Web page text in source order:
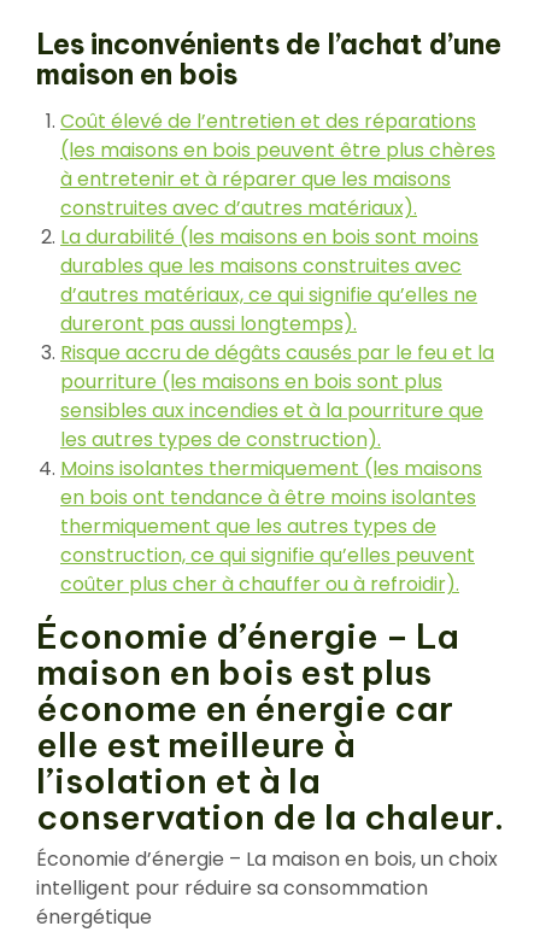
Les inconvénients de l’achat d’une
maison en bois
Coût élevé de l’entretien et des réparations
(les maisons en bois peuvent être plus chères
à entretenir et à réparer que les maisons
construites avec d’autres matériaux).
La durabilité (les maisons en bois sont moins
durables que les maisons construites avec
d’autres matériaux, ce qui signifie qu’elles ne
dureront pas aussi longtemps).
Risque accru de dégâts causés par le feu et la
pourriture (les maisons en bois sont plus
sensibles aux incendies et à la pourriture que
les autres types de construction).
Moins isolantes thermiquement (les maisons
en bois ont tendance à être moins isolantes
thermiquement que les autres types de
construction, ce qui signifie qu’elles peuvent
coûter plus cher à chauffer ou à refroidir).
Économie d’énergie – La
maison en bois est plus
économe en énergie car
elle est meilleure à
l’isolation et à la
conservation de la chaleur.
Économie d’énergie – La maison en bois, un choix
intelligent pour réduire sa consommation
énergétique